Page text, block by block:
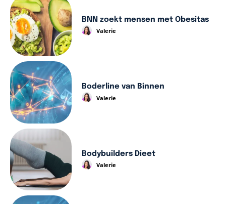
BNN zoekt mensen met Obesitas
Valerie
Boderline van Binnen
Valerie
Bodybuilders Dieet
Valerie